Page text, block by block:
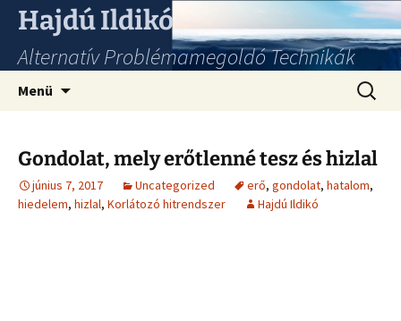
Hajdú Ildikó
Alternatív Problémamegoldó Technikák
Menü
Gondolat, mely erőtlenné tesz és hizlal
június 7, 2017 Uncategorized erő, gondolat, hatalom,
hiedelem, hizlal, Korlátozó hitrendszer Hajdú Ildikó